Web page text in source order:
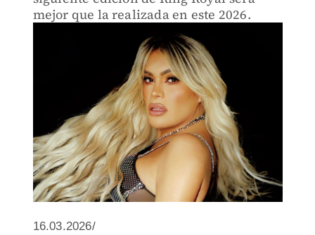
mejor que la realizada en este 2026.
16.03.2026/